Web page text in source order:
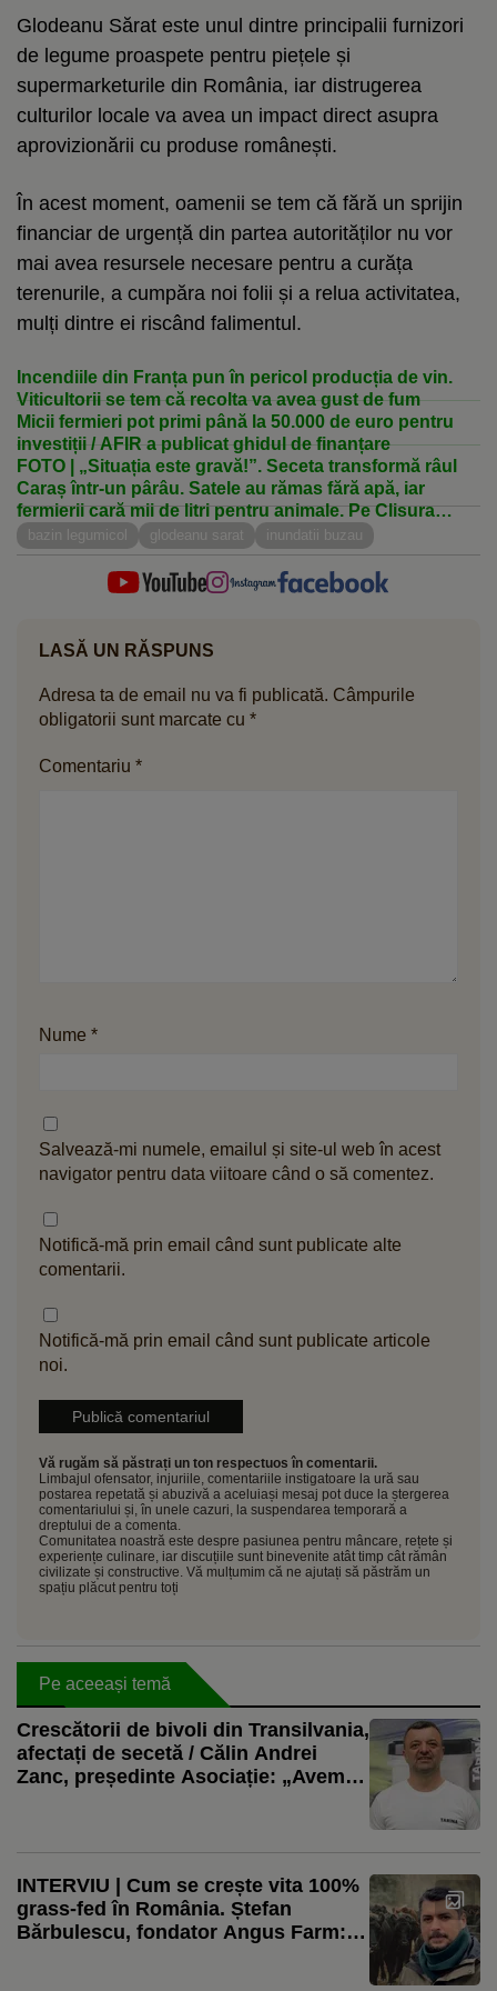
Glodeanu Sărat este unul dintre principalii furnizori
de legume proaspete pentru piețele și
supermarketurile din România, iar distrugerea
culturilor locale va avea un impact direct asupra
aprovizionării cu produse românești.
În acest moment, oamenii se tem că fără un sprijin
financiar de urgență din partea autorităților nu vor
mai avea resursele necesare pentru a curăța
terenurile, a cumpăra noi folii și a relua activitatea,
mulți dintre ei riscând falimentul.
Incendiile din Franța pun în pericol producția de vin.
Viticultorii se tem că recolta va avea gust de fum
Micii fermieri pot primi până la 50.000 de euro pentru
investiții / AFIR a publicat ghidul de finanțare
FOTO | „Situația este gravă!”. Seceta transformă râul
Caraș într-un pârâu. Satele au rămas fără apă, iar
fermierii cară mii de litri pentru animale. Pe Clisura
Dunării, situația este diferită
bazin legumicol glodeanu sarat inundatii buzau
LASĂ UN RĂSPUNS
Adresa ta de email nu va fi publicată. Câmpurile
obligatorii sunt marcate cu *
Comentariu *
Nume *
Salvează-mi numele, emailul și site-ul web în acest
navigator pentru data viitoare când o să comentez.
Notifică-mă prin email când sunt publicate alte
comentarii.
Notifică-mă prin email când sunt publicate articole
noi.
Vă rugăm să păstrați un ton respectuos în comentarii.
Limbajul ofensator, injuriile, comentariile instigatoare la ură sau
postarea repetată și abuzivă a aceluiași mesaj pot duce la ștergerea
comentariului și, în unele cazuri, la suspendarea temporară a
dreptului de a comenta.
Comunitatea noastră este despre pasiunea pentru mâncare, rețete și
experiențe culinare, iar discuțiile sunt binevenite atât timp cât rămân
civilizate și constructive. Vă mulțumim că ne ajutați să păstrăm un
spațiu plăcut pentru toți
Pe aceeași temă
Crescătorii de bivoli din Transilvania,
afectați de secetă / Călin Andrei
Zanc, președinte Asociație: „Avem
INTERVIU | Cum se crește vita 100%
grass-fed în România. Ștefan
Bărbulescu, fondator Angus Farm: